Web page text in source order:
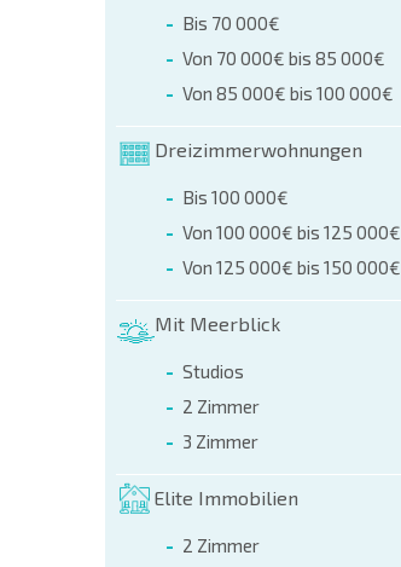
Bis 70 000€
Von 70 000€ bis 85 000€
Von 85 000€ bis 100 000€
Dreizimmerwohnungen
Bis 100 000€
Von 100 000€ bis 125 000€
Von 125 000€ bis 150 000€
Mit Meerblick
Studios
2 Zimmer
3 Zimmer
Elite Immobilien
2 Zimmer